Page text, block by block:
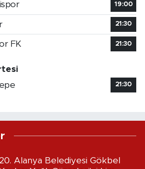
19:00
21:30
FK 21:30
21:30
20. Alanya Belediyesi Gökbel